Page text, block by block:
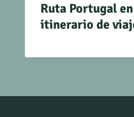
Ruta Portugal
itinerario de